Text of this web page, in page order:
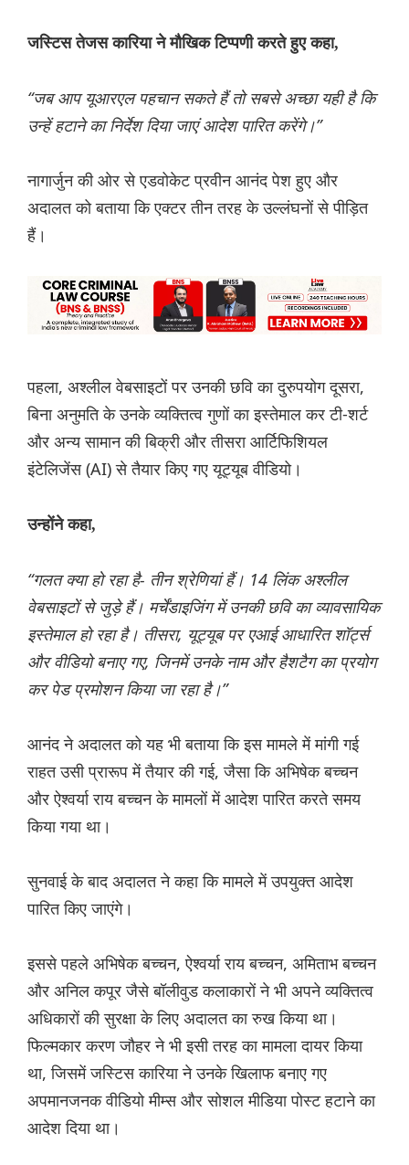
जस्टिस तेजस कारिया ने मौखिक टिप्पणी करते हुए कहा,
“जब आप यूआरएल पहचान सकते हैं तो सबसे अच्छा यही है कि
उन्हें हटाने का निर्देश दिया जाएं आदेश पारित करेंगे।”
नागार्जुन की ओर से एडवोकेट प्रवीन आनंद पेश हुए और
अदालत को बताया कि एक्टर तीन तरह के उल्लंघनों से पीड़ित
हैं।
पहला, अश्लील वेबसाइटों पर उनकी छवि का दुरुपयोग दूसरा,
बिना अनुमति के उनके व्यक्तित्व गुणों का इस्तेमाल कर टी-शर्ट
और अन्य सामान की बिक्री और तीसरा आर्टिफिशियल
इंटेलिजेंस (AI) से तैयार किए गए यूट्यूब वीडियो।
उन्होंने कहा,
“गलत क्या हो रहा है- तीन श्रेणियां हैं। 14 लिंक अश्लील
वेबसाइटों से जुड़े हैं। मर्चेंडाइजिंग में उनकी छवि का व्यावसायिक
इस्तेमाल हो रहा है। तीसरा, यूट्यूब पर एआई आधारित शॉर्ट्स
और वीडियो बनाए गए, जिनमें उनके नाम और हैशटैग का प्रयोग
कर पेड प्रमोशन किया जा रहा है।”
आनंद ने अदालत को यह भी बताया कि इस मामले में मांगी गई
राहत उसी प्रारूप में तैयार की गई, जैसा कि अभिषेक बच्चन
और ऐश्वर्या राय बच्चन के मामलों में आदेश पारित करते समय
किया गया था।
सुनवाई के बाद अदालत ने कहा कि मामले में उपयुक्त आदेश
पारित किए जाएंगे।
इससे पहले अभिषेक बच्चन, ऐश्वर्या राय बच्चन, अमिताभ बच्चन
और अनिल कपूर जैसे बॉलीवुड कलाकारों ने भी अपने व्यक्तित्व
अधिकारों की सुरक्षा के लिए अदालत का रुख किया था।
फिल्मकार करण जौहर ने भी इसी तरह का मामला दायर किया
था, जिसमें जस्टिस कारिया ने उनके खिलाफ बनाए गए
अपमानजनक वीडियो मीम्स और सोशल मीडिया पोस्ट हटाने का
आदेश दिया था।